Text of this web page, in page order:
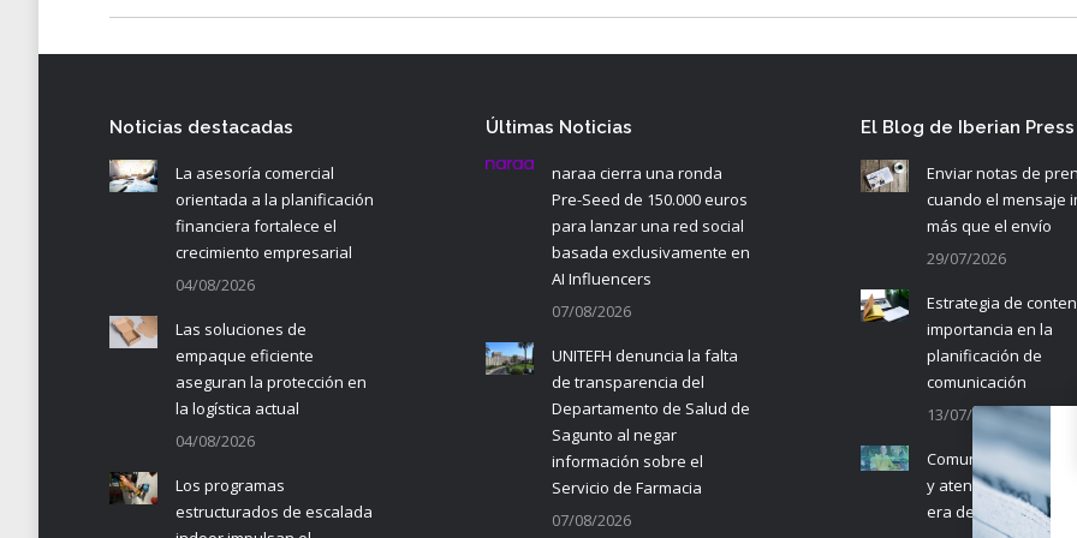
Noticias destacadas
La asesoría comercial
orientada a la planificación
financiera fortalece el
crecimiento empresarial
04/08/2026
Las soluciones de
empaque eficiente
aseguran la protección en
la logística actual
04/08/2026
Los programas
estructurados de escalada
Últimas Noticias
naraa cierra una ronda
Pre-Seed de 150.000 euros
para lanzar una red social
basada exclusivamente en
AI Influencers
07/08/2026
UNITEFH denuncia la falta
de transparencia del
Departamento de Salud de
Sagunto al negar
información sobre el
Servicio de Farmacia
07/08/2026
El Blog de Iberian Press
Enviar notas de
cuando el mensaje
más que el envío
29/07/2026
Estrategia de
importancia en la
planificación de
comunicación
13/07/2026
Comunicación
y atención al cliente
era de la IA